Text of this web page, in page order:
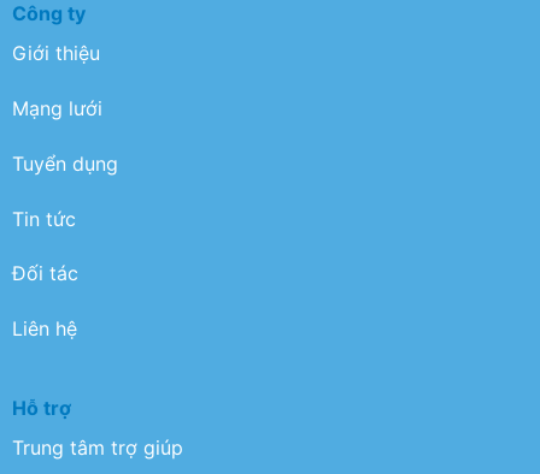
Công ty
Giới thiệu
Mạng lưới
Tuyển dụng
Tin tức
Đối tác
Liên hệ
Hỗ trợ
Trung tâm trợ giúp